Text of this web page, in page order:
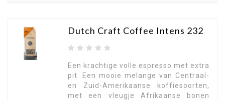
Dutch Craft Coffee Intens 232
Een krachtige volle espresso met extra
pit. Een mooie melange van Centraal-
en Zuid-Amerikaanse koffiesoorten,
met een vleugje Afrikaanse bonen